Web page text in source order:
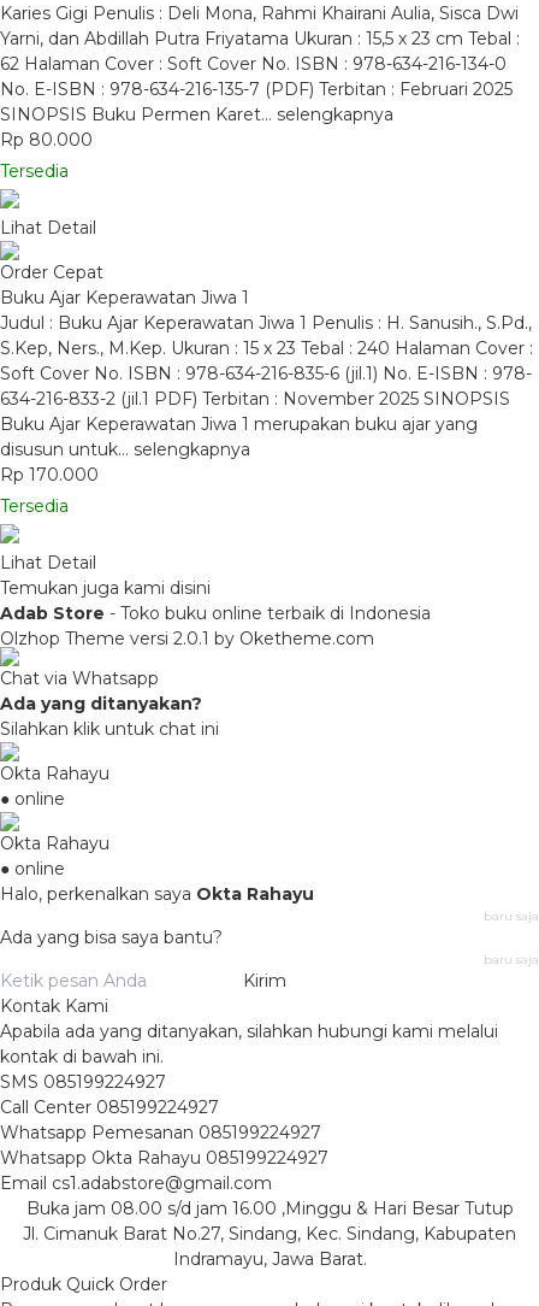
Karies Gigi Penulis : Deli Mona, Rahmi Khairani Aulia, Sisca Dwi
Yarni, dan Abdillah Putra Friyatama Ukuran : 15,5 x 23 cm Tebal :
62 Halaman Cover : Soft Cover No. ISBN : 978-634-216-134-0
No. E-ISBN : 978-634-216-135-7 (PDF) Terbitan : Februari 2025
SINOPSIS Buku Permen Karet… selengkapnya
Rp 80.000
Tersedia
Lihat Detail
Order Cepat
Buku Ajar Keperawatan Jiwa 1
Judul : Buku Ajar Keperawatan Jiwa 1 Penulis : H. Sanusih., S.Pd.,
S.Kep, Ners., M.Kep. Ukuran : 15 x 23 Tebal : 240 Halaman Cover :
Soft Cover No. ISBN : 978-634-216-835-6 (jil.1) No. E-ISBN : 978-
634-216-833-2 (jil.1 PDF) Terbitan : November 2025 SINOPSIS
Buku Ajar Keperawatan Jiwa 1 merupakan buku ajar yang
disusun untuk… selengkapnya
Rp 170.000
Tersedia
Lihat Detail
Temukan juga kami disini
Adab Store - Toko buku online terbaik di Indonesia
Olzhop Theme versi 2.0.1 by Oketheme.com
Chat via Whatsapp
Ada yang ditanyakan?
Silahkan klik untuk chat ini
Okta Rahayu
● online
Okta Rahayu
● online
Halo, perkenalkan saya Okta Rahayu
baru saja
Ada yang bisa saya bantu?
baru saja
Kirim
Kontak Kami
Apabila ada yang ditanyakan, silahkan hubungi kami melalui
kontak di bawah ini.
SMS 085199224927
Call Center 085199224927
Whatsapp Pemesanan 085199224927
Whatsapp Okta Rahayu 085199224927
Email cs1.adabstore@gmail.com
Buka jam 08.00 s/d jam 16.00 ,Minggu & Hari Besar Tutup
Jl. Cimanuk Barat No.27, Sindang, Kec. Sindang, Kabupaten
Indramayu, Jawa Barat.
Produk Quick Order